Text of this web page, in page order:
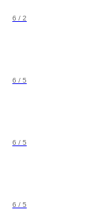
2 / 6
5 / 6
5 / 6
5 / 6